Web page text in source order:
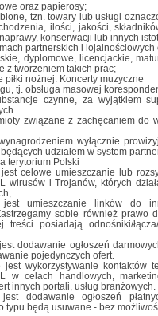
oraz papierosy;
tzn. towary lub usługi
ilości, jakości,
konserwacji lub innych
partnerskich i
dyplomowe, licencjackie,
z tworzeniem takich prac;
piłki nożnej. Koncerty muzyczne
tj. obsługa masowej
czynne, za wyjątkiem
związane z zachęcaniem do
wyłącznie
udziałem w system
terytorium Polski
celowe umieszczanie lub
wirusów i Trojanów, których
jest umieszczanie linków do
sobie również prawo
treści posiadają odnośniki/
dodawanie ogłoszeń
pojedynczych ofert.
jest wykorzystywanie kontaktów
w celach handlowych,
innych portali, usług branżowych.
jest dodawanie ogłoszeń
typu będą usuwane - bez